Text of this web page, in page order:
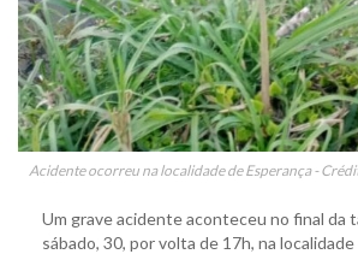
Acidente ocorreu na localidade de Esperança -
Um grave acidente aconteceu no final da
sábado, 30, por volta de 17h, na